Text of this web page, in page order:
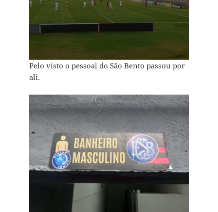
Pelo visto o pessoal do São Bento passou por
ali.